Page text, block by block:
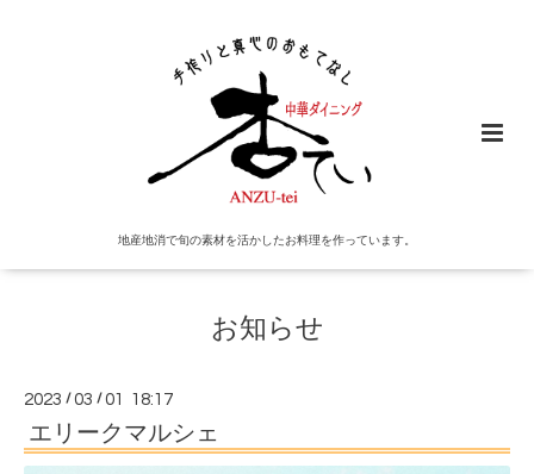
地産地消で旬の素材を活かしたお料理を作っています。
お知らせ
2023 /03 /01 18:17
エリークマルシェ